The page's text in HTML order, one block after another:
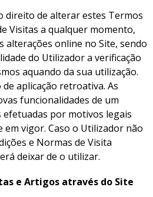
direito de alterar estes Termos
Visitas a qualquer momento,
alterações online no Site, sendo
do Utilizador a verificação
aquando da sua utilização.
aplicação retroativa. As
funcionalidades de um
efetuadas por motivos legais
vigor. Caso o Utilizador não
e Normas de Visita
deixar de o utilizar.
e Artigos através do Site